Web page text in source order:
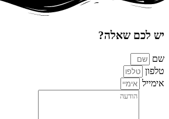
יש לכם שאלה?
שם
טלפון
אימייל